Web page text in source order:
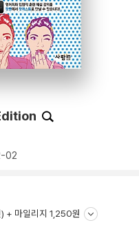
02
+ 마일리지 1,250원